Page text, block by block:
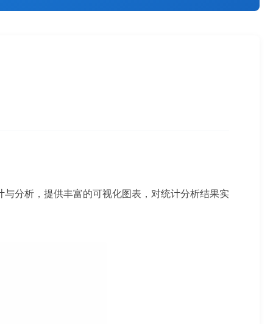
分析，提供丰富的可视化图表，对统计分析结果实